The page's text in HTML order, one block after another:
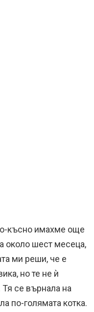
късно имахме още
около шест месеца,
ми реши, че е
но те не ѝ
Тя се върнала на
по-голямата котка.